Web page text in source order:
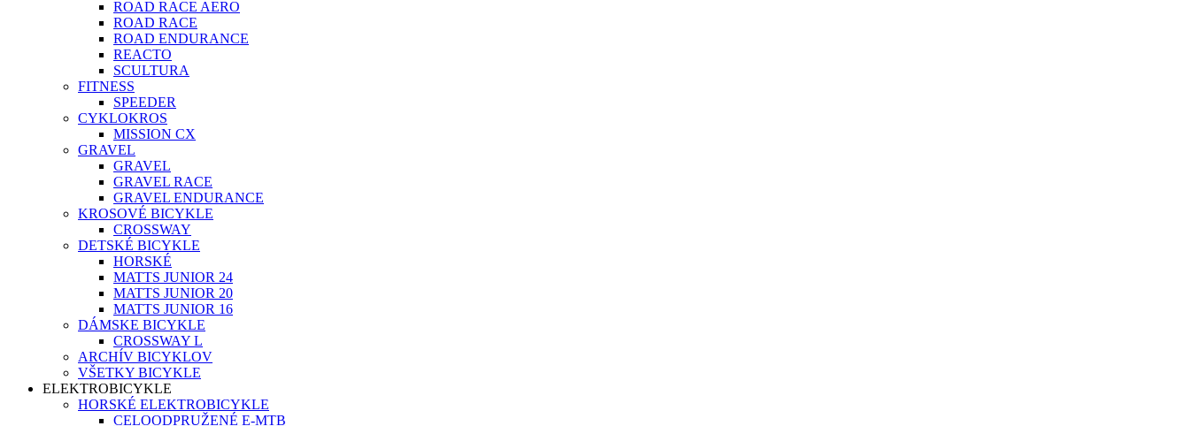
ROAD RACE AERO
ROAD RACE
ROAD ENDURANCE
REACTO
SCULTURA
FITNESS
SPEEDER
CYKLOKROS
MISSION CX
GRAVEL
GRAVEL
GRAVEL RACE
GRAVEL ENDURANCE
KROSOVÉ BICYKLE
CROSSWAY
DETSKÉ BICYKLE
HORSKÉ
MATTS JUNIOR 24
MATTS JUNIOR 20
MATTS JUNIOR 16
DÁMSKE BICYKLE
CROSSWAY L
ARCHÍV BICYKLOV
VŠETKY BICYKLE
ELEKTROBICYKLE
HORSKÉ ELEKTROBICYKLE
CELOODPRUŽENÉ E-MTB